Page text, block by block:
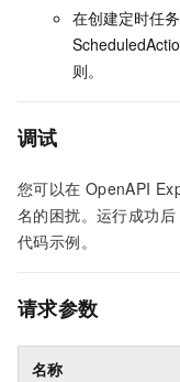
在创建定时任
则。
调试
您可以在 OpenAPI
名的困扰。运行成功
代码示例。
请求参数
名称